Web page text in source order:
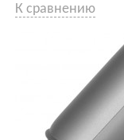
К сравнению